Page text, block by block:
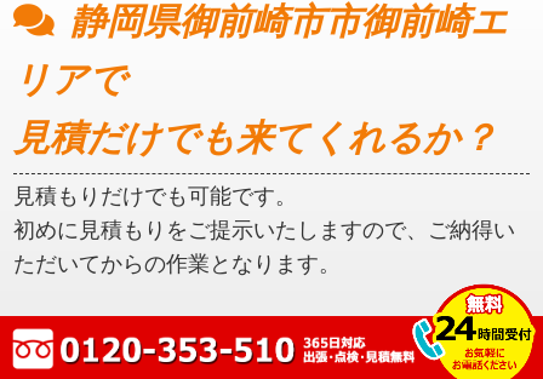
静岡県御前崎市市御前崎エ
リアで
見積だけでも来てくれるか？
見積もりだけでも可能です。
初めに見積もりをご提示いたしますので、ご納得い
ただいてからの作業となります。
静岡県御前崎市市御前崎エ